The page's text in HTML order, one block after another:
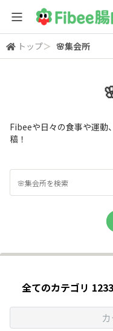
全体検索
トップ＞ 🌸集会所
Fibeeや日々の食事や運動
稿！
全てのカテゴリ